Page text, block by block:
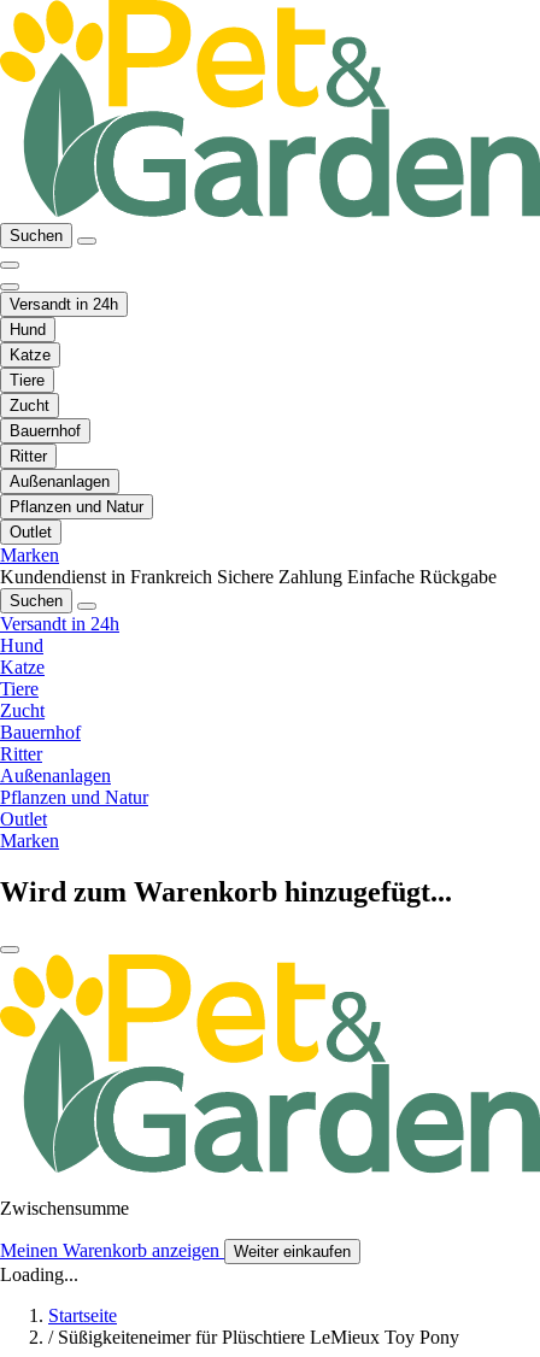
Suchen
Versandt in 24h
Hund
Katze
Tiere
Zucht
Bauernhof
Ritter
Außenanlagen
Pflanzen und Natur
Outlet
Marken
Kundendienst in Frankreich Sichere Zahlung Einfache Rückgabe
Suchen
Versandt in 24h
Hund
Katze
Tiere
Zucht
Bauernhof
Ritter
Außenanlagen
Pflanzen und Natur
Outlet
Marken
Wird zum Warenkorb hinzugefügt...
Zwischensumme
Meinen Warenkorb anzeigen Weiter einkaufen
Loading...
Startseite
/ Süßigkeiteneimer für Plüschtiere LeMieux Toy Pony